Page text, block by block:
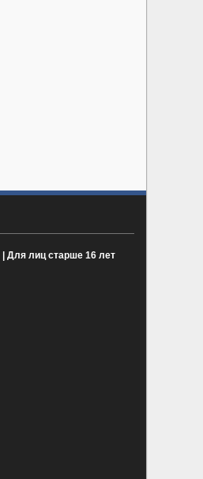
| Для лиц старше 16 лет